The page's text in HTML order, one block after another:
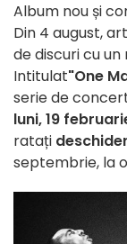
Album nou și
Din 4 august,
de discuri cu un
Intitulat"One
serie de
luni, 19
ratați
septembrie, la